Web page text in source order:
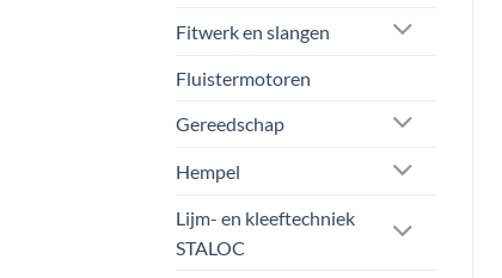
Fitwerk en slangen
Fluistermotoren
Gereedschap
Hempel
Lijm- en kleeftechniek
STALOC